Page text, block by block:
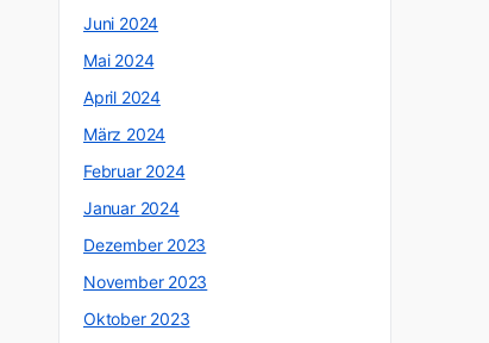
Juni 2024
Mai 2024
April 2024
März 2024
Februar 2024
Januar 2024
Dezember 2023
November 2023
Oktober 2023